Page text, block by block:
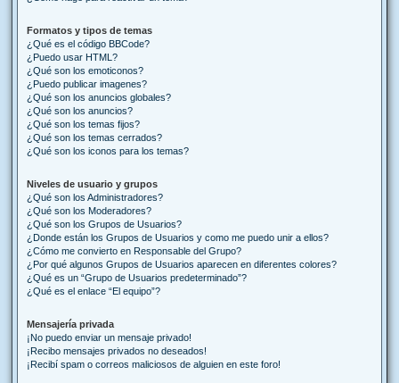
Formatos y tipos de temas
¿Qué es el código BBCode?
¿Puedo usar HTML?
¿Qué son los emoticonos?
¿Puedo publicar imagenes?
¿Qué son los anuncios globales?
¿Qué son los anuncios?
¿Qué son los temas fijos?
¿Qué son los temas cerrados?
¿Qué son los iconos para los temas?
Niveles de usuario y grupos
¿Qué son los Administradores?
¿Qué son los Moderadores?
¿Qué son los Grupos de Usuarios?
¿Donde están los Grupos de Usuarios y como me puedo unir a ellos?
¿Cómo me convierto en Responsable del Grupo?
¿Por qué algunos Grupos de Usuarios aparecen en diferentes colores?
¿Qué es un “Grupo de Usuarios predeterminado”?
¿Qué es el enlace “El equipo”?
Mensajería privada
¡No puedo enviar un mensaje privado!
¡Recibo mensajes privados no deseados!
¡Recibí spam o correos maliciosos de alguien en este foro!